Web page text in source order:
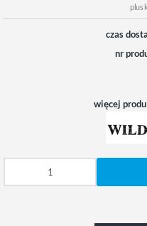
plus
czas
nr
więcej